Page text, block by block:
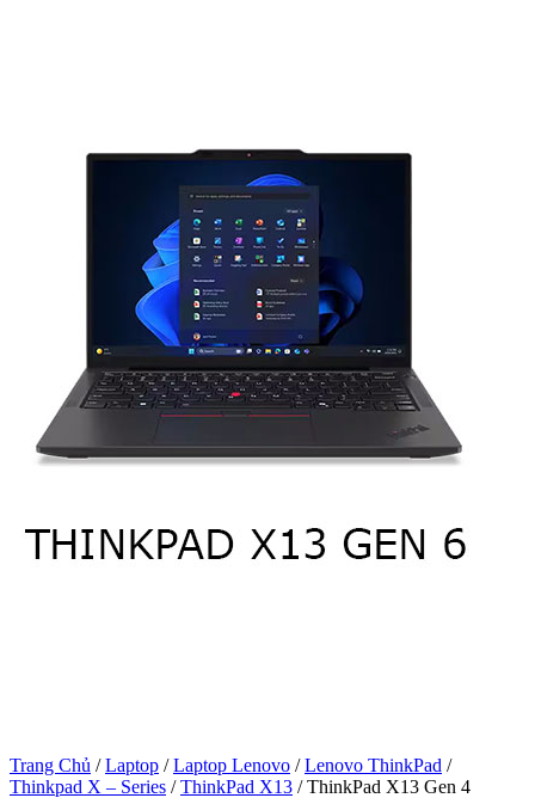
Trang Chủ /Laptop /Laptop Lenovo /Lenovo ThinkPad /
Thinkpad X – Series /ThinkPad X13 /ThinkPad X13 Gen 4